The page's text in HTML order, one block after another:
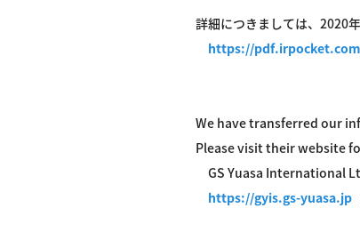
詳細につきましては、2020
https://
We have transferred our
Please visit their website
GS Yuasa International
https://gyis.gs-yuasa.jp